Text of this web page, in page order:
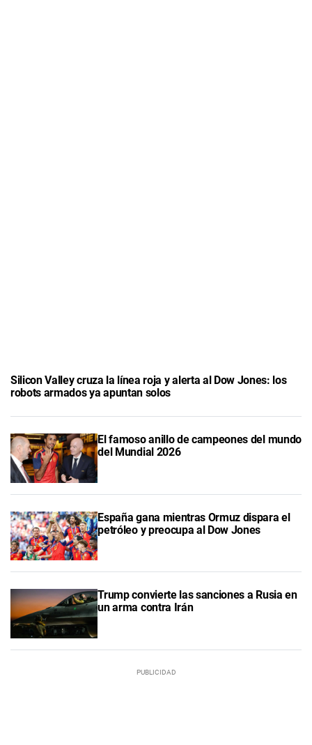
Silicon Valley cruza la línea roja y alerta al Dow Jones: los
robots armados ya apuntan solos
El famoso anillo de campeones del mundo
del Mundial 2026
España gana mientras Ormuz dispara el
petróleo y preocupa al Dow Jones
Trump convierte las sanciones a Rusia en
un arma contra Irán